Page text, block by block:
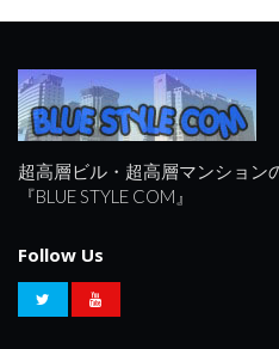
超高層ビル・超高層マンション
『BLUE STYLE COM』
Follow Us